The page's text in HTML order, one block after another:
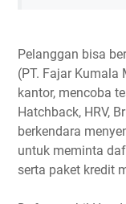
Pelanggan bisa
(PT. Fajar
kantor, mencoba
Hatchback, HRV,
berkendara
untuk meminta
serta paket kredit